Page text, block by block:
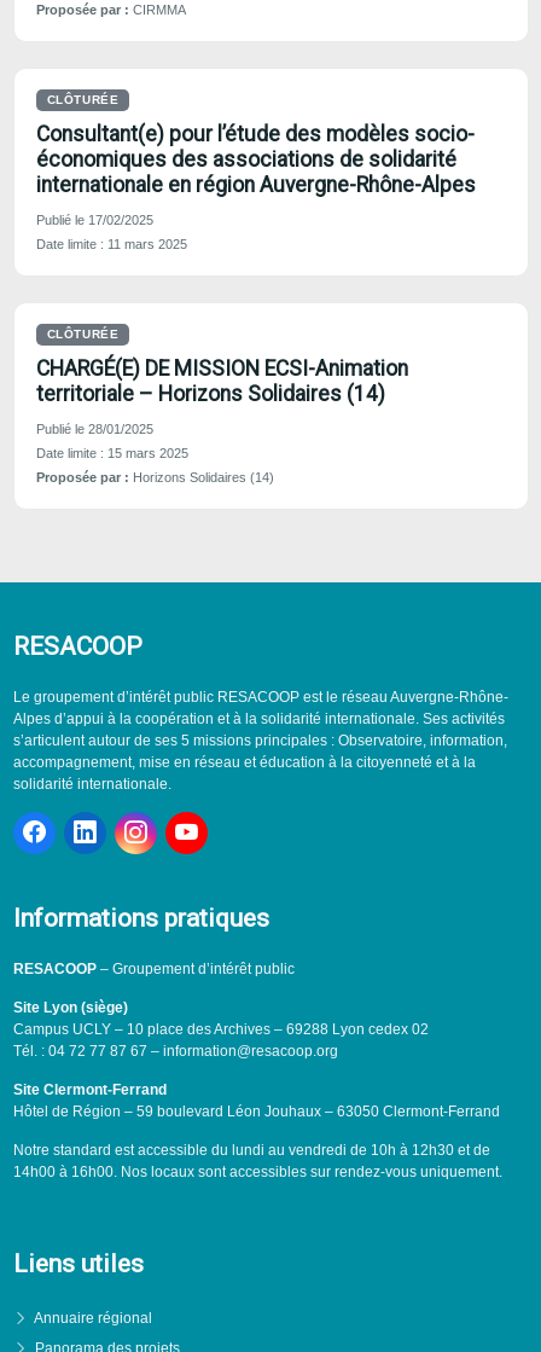
Proposée par : CIRMMA
CLÔTURÉE
Consultant(e) pour l’étude des modèles socio-
économiques des associations de solidarité
internationale en région Auvergne-Rhône-Alpes
Publié le 17/02/2025
Date limite : 11 mars 2025
CLÔTURÉE
CHARGÉ(E) DE MISSION ECSI-Animation
territoriale – Horizons Solidaires (14)
Publié le 28/01/2025
Date limite : 15 mars 2025
Proposée par : Horizons Solidaires (14)
RESACOOP
Le groupement d’intérêt public RESACOOP est le réseau Auvergne-Rhône-
Alpes d’appui à la coopération et à la solidarité internationale. Ses activités
s’articulent autour de ses 5 missions principales : Observatoire, information,
accompagnement, mise en réseau et éducation à la citoyenneté et à la
solidarité internationale.
Informations pratiques
RESACOOP– Groupement d’intérêt public
Site Lyon (siège)
Campus UCLY – 10 place des Archives – 69288 Lyon cedex 02
Tél. : 04 72 77 87 67 – information@resacoop.org
Site Clermont-Ferrand
Hôtel de Région – 59 boulevard Léon Jouhaux – 63050 Clermont-Ferrand
Notre standard est accessible du lundi au vendredi de 10h à 12h30 et de
14h00 à 16h00. Nos locaux sont accessibles sur rendez-vous uniquement.
Liens utiles
Annuaire régional
Panorama des projets